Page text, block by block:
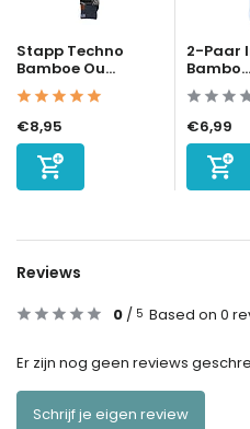
Stapp Techno
Bamboe Ou...
€8,95
2-Paar
Bambo...
€6,99
Reviews
0 / 5 Based on 0
Er zijn nog geen reviews
Schrijf je eigen review